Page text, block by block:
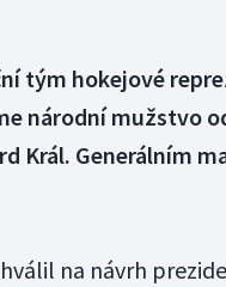
tým hokejové
národní mužstvo
Král. Generálním
na návrh